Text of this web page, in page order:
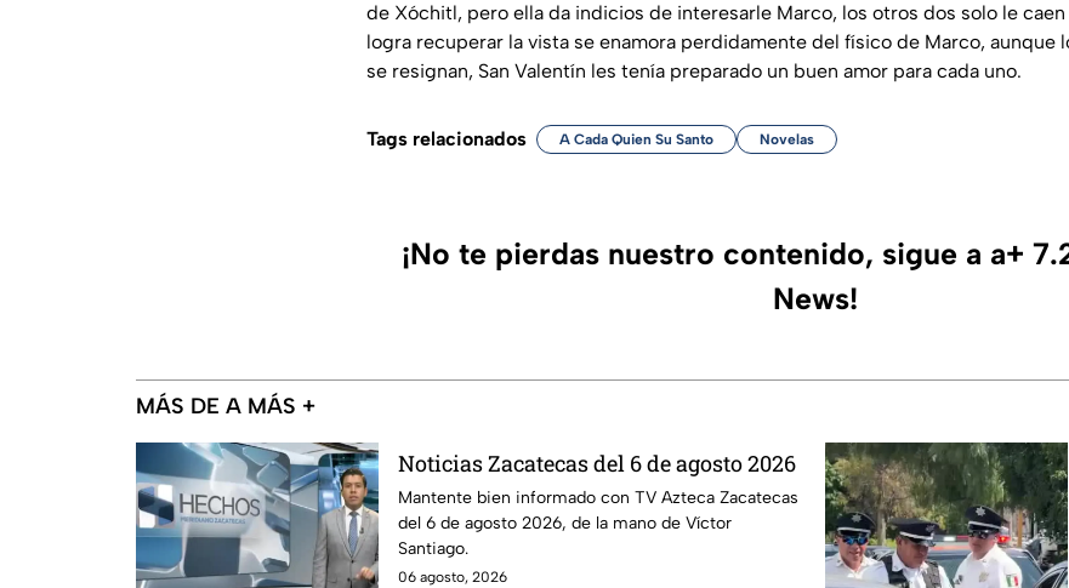
de Xóchitl, pero ella da indicios de interesarle Marco, los otros dos solo le
logra recuperar la vista se enamora perdidamente del físico de Marco, aunque
se resignan, San Valentín les tenía preparado un buen amor para cada uno.
Tags relacionados A Cada Quien Su Santo Novelas
¡No te pierdas nuestro contenido, sigue a a+
News!
MÁS DE A MÁS +
Noticias Zacatecas del 6 de agosto 2026
Mantente bien informado con TV Azteca Zacatecas
del 6 de agosto 2026, de la mano de Víctor
Santiago.
06 agosto, 2026